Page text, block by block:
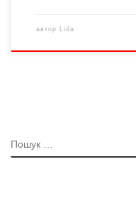
автор Lida
ПОШУК